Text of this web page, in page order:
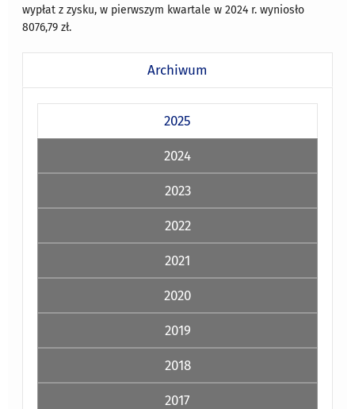
wypłat z zysku, w pierwszym kwartale w 2024 r. wyniosło
8076,79 zł.
Archiwum
2025
2024
2023
2022
2021
2020
2019
2018
2017